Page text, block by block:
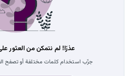
عذرًا! لم نتمكن من العثور
جرِّب استخدام كلمات مختلفة أو تصفح